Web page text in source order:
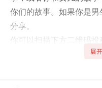
你们的故事。如果你是
分享。
你可以扫描下方二维码投
展